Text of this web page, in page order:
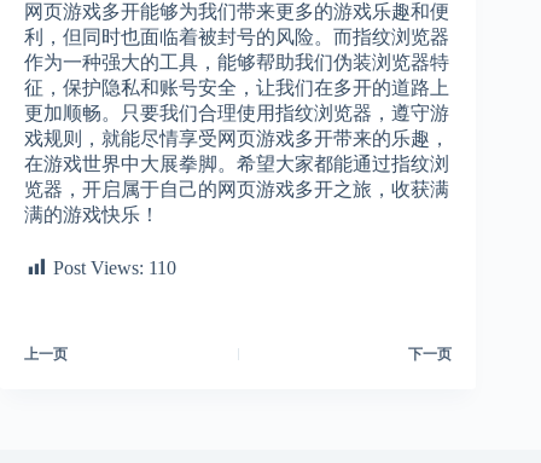
网页游戏多开能够为我们带来更多的游戏乐趣和便
利，但同时也面临着被封号的风险。而指纹浏览器
作为一种强大的工具，能够帮助我们伪装浏览器特
征，保护隐私和账号安全，让我们在多开的道路上
更加顺畅。只要我们合理使用指纹浏览器，遵守游
戏规则，就能尽情享受网页游戏多开带来的乐趣，
在游戏世界中大展拳脚。希望大家都能通过指纹浏
览器，开启属于自己的网页游戏多开之旅，收获满
满的游戏快乐！
Post Views: 110
上一页 下一页